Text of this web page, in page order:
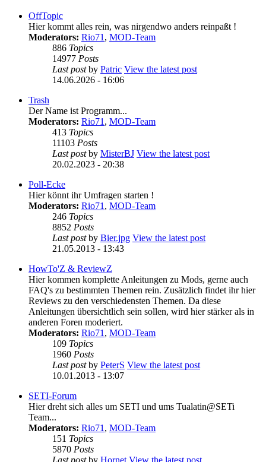
OffTopic
Hier kommt alles rein, was nirgendwo anders reinpaßt !
Moderators: Rio71, MOD-Team
886 Topics
14977 Posts
Last postby Patric View the latest post
14.06.2026 - 16:06
Trash
Der Name ist Programm...
Moderators: Rio71, MOD-Team
413 Topics
11103 Posts
Last postby MisterBJ View the latest post
20.02.2023 - 20:38
Poll-Ecke
Hier könnt ihr Umfragen starten !
Moderators: Rio71, MOD-Team
246 Topics
8852 Posts
Last postby Bier.jpg View the latest post
21.05.2013 - 13:43
HowTo'Z & ReviewZ
Hier kommen komplette Anleitungen zu Mods, gerne auch
FAQ's zu bestimmten Themen rein. Zusätzlich findet ihr hier
Reviews zu den verschiedensten Themen. Da diese
Anleitungen übersichtlich sein sollen, wird hier stärker als in
anderen Foren moderiert.
Moderators: Rio71, MOD-Team
109 Topics
1960 Posts
Last postby PeterS View the latest post
10.01.2013 - 13:07
SETI-Forum
Hier dreht sich alles um SETI und ums Tualatin@SETi
Team...
Moderators: Rio71, MOD-Team
151 Topics
5870 Posts